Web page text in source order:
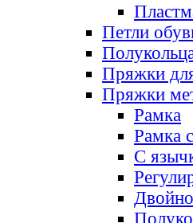
Петли
Пряжки
Пряжки
Рамка
Рамка
С